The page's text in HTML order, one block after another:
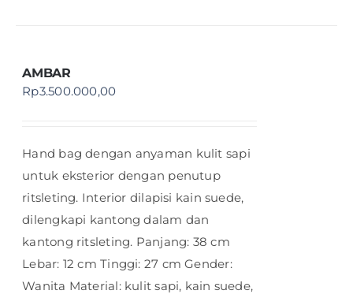
AMBAR
Rp3.500.000,00
Hand bag dengan anyaman kulit sapi
untuk eksterior dengan penutup
ritsleting. Interior dilapisi kain suede,
dilengkapi kantong dalam dan
kantong ritsleting. Panjang: 38 cm
Lebar: 12 cm Tinggi: 27 cm Gender:
Wanita Material: kulit sapi, kain suede,